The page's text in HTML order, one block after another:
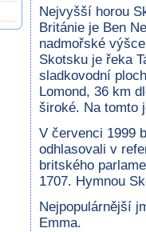
Nejvyšší horou
Británie je Ben
nadmořské
Skotsku je řeka
sladkovodní
Lomond, 36 km
široké. Na tomto
V červenci 1999
odhlasovali v
britského
1707. Hymnou
Nejpopulárnější
Emma.